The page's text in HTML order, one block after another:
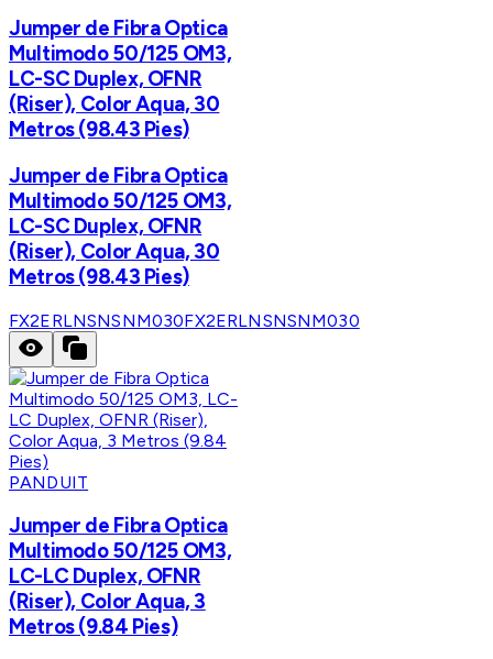
Jumper de Fibra Optica
Multimodo 50/125 OM3,
LC-SC Duplex, OFNR
(Riser), Color Aqua, 30
Metros (98.43 Pies)
Jumper de Fibra Optica
Multimodo 50/125 OM3,
LC-SC Duplex, OFNR
(Riser), Color Aqua, 30
Metros (98.43 Pies)
FX2ERLNSNSNM030FX2ERLNSNSNM030
PANDUIT
Jumper de Fibra Optica
Multimodo 50/125 OM3,
LC-LC Duplex, OFNR
(Riser), Color Aqua, 3
Metros (9.84 Pies)